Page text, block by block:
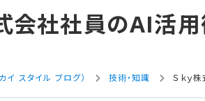
会社社員の​AI活用
イ スタイル ブログ） 技術・知識 Ｓｋｙ